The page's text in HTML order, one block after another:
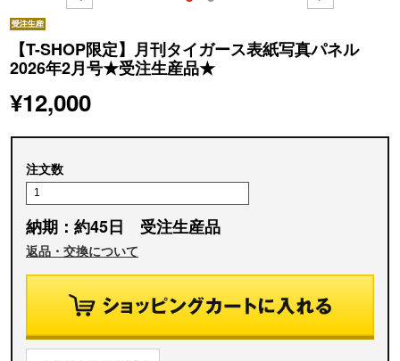
【T-SHOP限定】月刊タイガース表紙写真パネル
2026年2月号★受注生産品★
¥12,000
注文数
納期：約45日 受注生産品
返品・交換について